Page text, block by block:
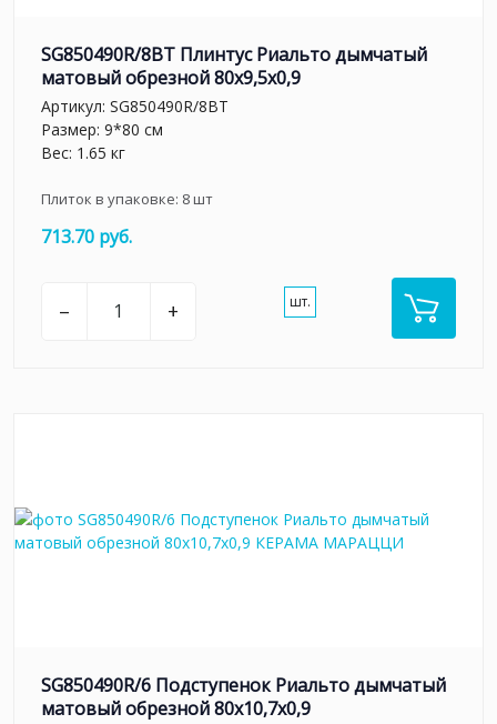
SG850490R/8BT Плинтус Риальто дымчатый
матовый обрезной 80x9,5x0,9
Артикул: SG850490R/8BT
Размер: 9*80 см
Вес: 1.65 кг
Плиток в упаковке: 8шт
713.70 руб.
– + шт.
SG850490R/6 Подступенок Риальто дымчатый
матовый обрезной 80x10,7x0,9